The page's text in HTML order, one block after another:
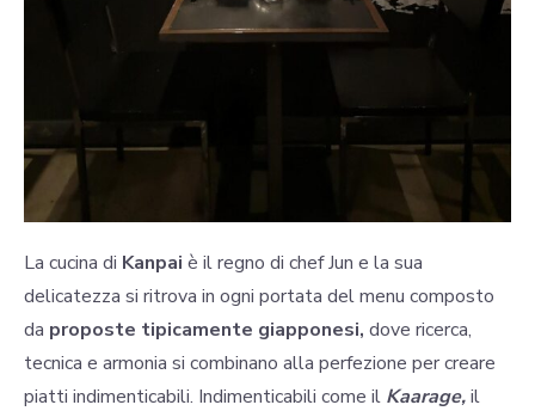
La cucina di Kanpai è il regno di chef Jun e la sua
delicatezza si ritrova in ogni portata del menu composto
da proposte tipicamente giapponesi, dove ricerca,
tecnica e armonia si combinano alla perfezione per creare
piatti indimenticabili. Indimenticabili come il Kaarage,il